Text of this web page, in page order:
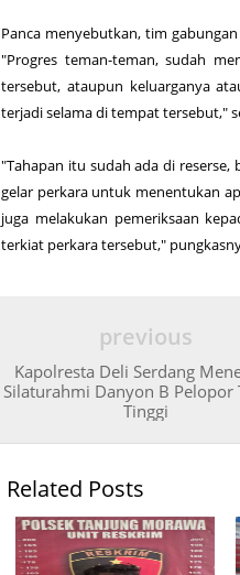
Panca menyebutkan, tim
"Progres teman-teman, sudah
tersebut, ataupun keluarganya
terjadi selama di tempat tersebut,"
"Tahapan itu sudah ada di
gelar perkara untuk menentukan
juga melakukan pemeriksaan
terkiat perkara tersebut,"
previous
Kapolresta Deli Serdang
Silaturahmi Danyon B Pelopor
Tinggi
Related Posts